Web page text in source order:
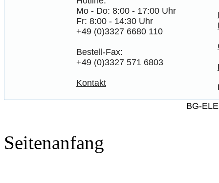
Mo - Do: 8:00 - 17:00 Uhr
Fr: 8:00 - 14:30 Uhr
+49 (0)3327 6680 110
Bestell-Fax:
+49 (0)3327 571 6803
Kontakt
BG-
Seitenanfang